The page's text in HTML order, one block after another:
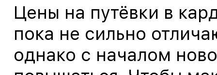
Цены на путёвки в
пока не сильно
однако с началом